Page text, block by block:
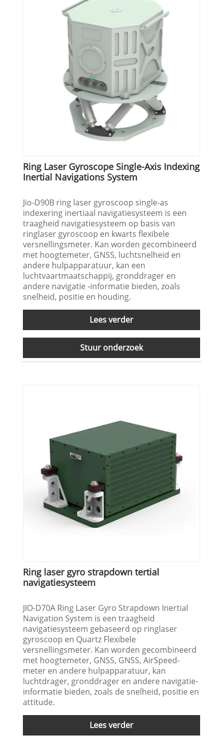
Ring Laser Gyroscope Single-Axis Indexing
Inertial Navigations System
Jio-D90B ring laser gyroscoop single-as
indexering inertiaal navigatiesysteem is een
traagheid navigatiesysteem op basis van
ringlaser gyroscoop en kwarts flexibele
versnellingsmeter. Kan worden gecombineerd
met hoogtemeter, GNSS, luchtsnelheid en
andere hulpapparatuur, kan een
luchtvaartmaatschappij, gronddrager en
andere navigatie -informatie bieden, zoals
snelheid, positie en houding.
Lees verder
Stuur onderzoek
Ring laser gyro strapdown tertial
navigatiesysteem
JIO-D70A Ring Laser Gyro Strapdown Inertial
Navigation System is een traagheid
navigatiesysteem gebaseerd op ringlaser
gyroscoop en Quartz Flexibele
versnellingsmeter. Kan worden gecombineerd
met hoogtemeter, GNSS, GNSS, AirSpeed-
meter en andere hulpapparatuur, kan
luchtdrager, gronddrager en andere navigatie-
informatie bieden, zoals de snelheid, positie en
attitude.
Lees verder